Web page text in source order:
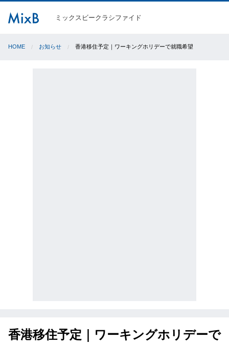
ミックスビークラシファイド
HOME お知らせ 香港移住予定｜ワーキングホリデーで就職希望
香港移住予定｜ワーキングホリデーで